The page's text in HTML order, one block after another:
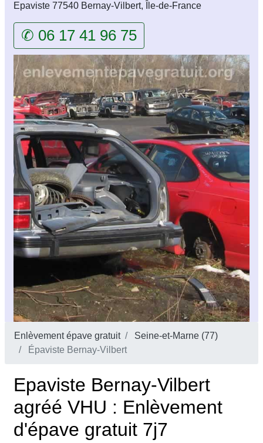
Epaviste 77540 Bernay-Vilbert, Île-de-France
✆ 06 17 41 96 75
Enlèvement épave gratuit
Seine-et-Marne (77)
Épaviste Bernay-Vilbert
Epaviste Bernay-Vilbert
agréé VHU : Enlèvement
d'épave gratuit 7j7